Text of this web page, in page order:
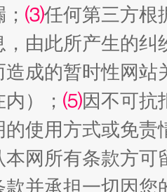
⑶任何第三方根
，由此所产生的纠
造成的暂时性网
）； ⑸因不可抗
使用方式或免责
网所有条款方
款并承担一切因